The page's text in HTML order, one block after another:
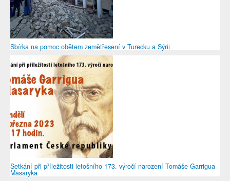
Sbírka na pomoc obětem zemětřesení v Turecku a Sýrii
Setkání při příležitosti letošního 173. výročí narození Tomáše Garrigua
Masaryka